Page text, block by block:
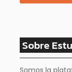
Sobre
Somos la